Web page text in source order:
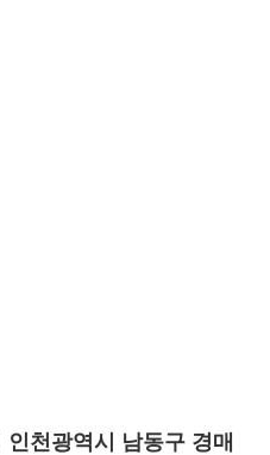
인천광역시 남동구 경매